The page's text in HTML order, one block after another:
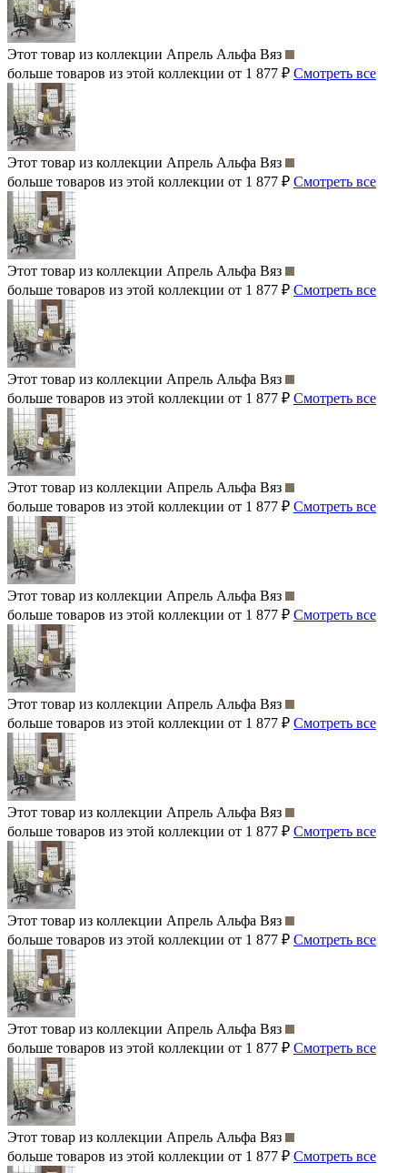
Этот товар из коллекции Апрель Альфа Вяз
больше товаров из этой коллекции от 1 877 ₽ Смотреть все
Этот товар из коллекции Апрель Альфа Вяз
больше товаров из этой коллекции от 1 877 ₽ Смотреть все
Этот товар из коллекции Апрель Альфа Вяз
больше товаров из этой коллекции от 1 877 ₽ Смотреть все
Этот товар из коллекции Апрель Альфа Вяз
больше товаров из этой коллекции от 1 877 ₽ Смотреть все
Этот товар из коллекции Апрель Альфа Вяз
больше товаров из этой коллекции от 1 877 ₽ Смотреть все
Этот товар из коллекции Апрель Альфа Вяз
больше товаров из этой коллекции от 1 877 ₽ Смотреть все
Этот товар из коллекции Апрель Альфа Вяз
больше товаров из этой коллекции от 1 877 ₽ Смотреть все
Этот товар из коллекции Апрель Альфа Вяз
больше товаров из этой коллекции от 1 877 ₽ Смотреть все
Этот товар из коллекции Апрель Альфа Вяз
больше товаров из этой коллекции от 1 877 ₽ Смотреть все
Этот товар из коллекции Апрель Альфа Вяз
больше товаров из этой коллекции от 1 877 ₽ Смотреть все
Этот товар из коллекции Апрель Альфа Вяз
больше товаров из этой коллекции от 1 877 ₽ Смотреть все